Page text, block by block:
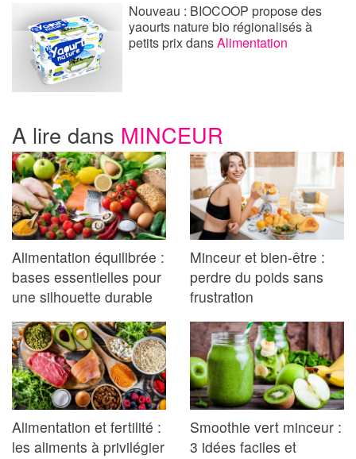
Nouveau : BIOCOOP propose des
yaourts nature bio régionalisés à
petits prixdansAlimentation
A lire dans MINCEUR
Alimentation équilibrée :
bases essentielles pour
une silhouette durable
Minceur et bien-être :
perdre du poids sans
frustration
Alimentation et fertilité :
les aliments à privilégier
Smoothie vert minceur :
3 idées faciles et